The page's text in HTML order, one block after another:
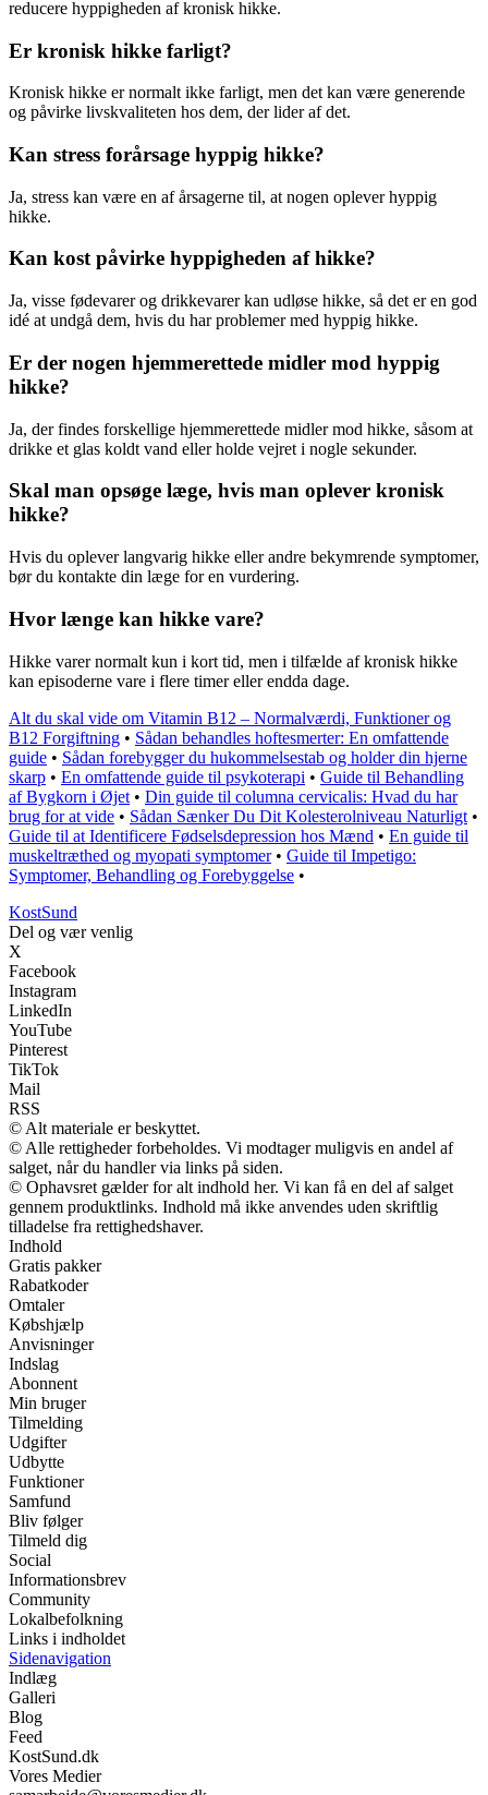
reducere hyppigheden af kronisk hikke.
Er kronisk hikke farligt?
Kronisk hikke er normalt ikke farligt, men det kan være generende
og påvirke livskvaliteten hos dem, der lider af det.
Kan stress forårsage hyppig hikke?
Ja, stress kan være en af årsagerne til, at nogen oplever hyppig
hikke.
Kan kost påvirke hyppigheden af hikke?
Ja, visse fødevarer og drikkevarer kan udløse hikke, så det er en god
idé at undgå dem, hvis du har problemer med hyppig hikke.
Er der nogen hjemmerettede midler mod hyppig
hikke?
Ja, der findes forskellige hjemmerettede midler mod hikke, såsom at
drikke et glas koldt vand eller holde vejret i nogle sekunder.
Skal man opsøge læge, hvis man oplever kronisk
hikke?
Hvis du oplever langvarig hikke eller andre bekymrende symptomer,
bør du kontakte din læge for en vurdering.
Hvor længe kan hikke vare?
Hikke varer normalt kun i kort tid, men i tilfælde af kronisk hikke
kan episoderne vare i flere timer eller endda dage.
Alt du skal vide om Vitamin B12 – Normalværdi, Funktioner og
B12 Forgiftning • Sådan behandles hoftesmerter: En omfattende
guide • Sådan forebygger du hukommelsestab og holder din hjerne
skarp • En omfattende guide til psykoterapi • Guide til Behandling
af Bygkorn i Øjet • Din guide til columna cervicalis: Hvad du har
brug for at vide • Sådan Sænker Du Dit Kolesterolniveau Naturligt •
Guide til at Identificere Fødselsdepression hos Mænd • En guide til
muskeltræthed og myopati symptomer• Guide til Impetigo:
Symptomer, Behandling og Forebyggelse •
KostSund
Del og vær venlig
X
Facebook
Instagram
LinkedIn
YouTube
Pinterest
TikTok
Mail
RSS
© Alt materiale er beskyttet.
© Alle rettigheder forbeholdes. Vi modtager muligvis en andel af
salget, når du handler via links på siden.
© Ophavsret gælder for alt indhold her. Vi kan få en del af salget
gennem produktlinks. Indhold må ikke anvendes uden skriftlig
tilladelse fra rettighedshaver.
Indhold
Gratis pakker
Rabatkoder
Omtaler
Købshjælp
Anvisninger
Indslag
Abonnent
Min bruger
Tilmelding
Udgifter
Udbytte
Funktioner
Samfund
Bliv følger
Tilmeld dig
Social
Informationsbrev
Community
Lokalbefolkning
Links i indholdet
Sidenavigation
Indlæg
Galleri
Blog
Feed
KostSund.dk
Vores Medier